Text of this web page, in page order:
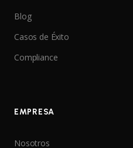
Blog
Casos de Éxito
Compliance
EMPRESA
Nosotros